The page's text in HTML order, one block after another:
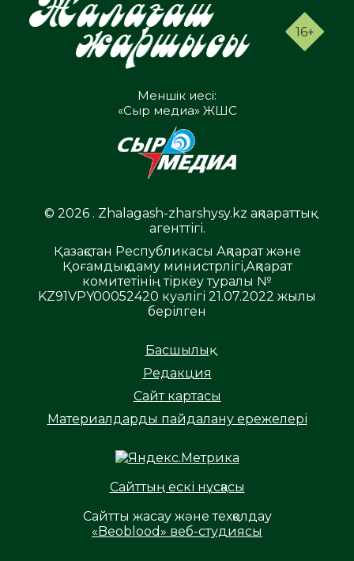
16+
Меншік иесі:
«Сыр медиа» ЖШС
© 2026 . Zhalagash-zharshysy.kz ақпараттық
агенттігі.
Қазақстан Республикасы Ақпарат және
Қоғамдық даму министрлігі,Ақпарат
комитетінің тіркеу туралы №
KZ91VPY00052420 куәлігі 21.07.2022 жылы
берілген
Басшылық
Редакция
Сайт картасы
Материалдарды пайдалану ережелері
Сайттың ескі нұсқасы
Сайтты жасау және техқолдау
«Beoblood» веб-студиясы